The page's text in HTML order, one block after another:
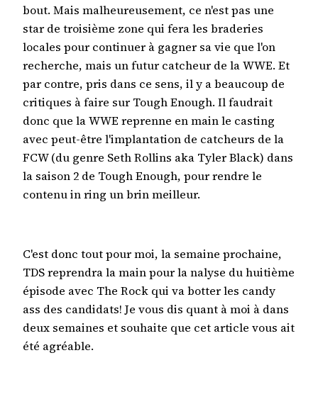
bout. Mais malheureusement, ce n'est pas une
star de troisième zone qui fera les braderies
locales pour continuer à gagner sa vie que l'on
recherche, mais un futur catcheur de la WWE. Et
par contre, pris dans ce sens, il y a beaucoup de
critiques à faire sur Tough Enough. Il faudrait
donc que la WWE reprenne en main le casting
avec peut-être l'implantation de catcheurs de la
FCW (du genre Seth Rollins aka Tyler Black) dans
la saison 2 de Tough Enough, pour rendre le
contenu in ring un brin meilleur.
C'est donc tout pour moi, la semaine prochaine,
TDS reprendra la main pour la nalyse du huitième
épisode avec The Rock qui va botter les candy
ass des candidats! Je vous dis quant à moi à dans
deux semaines et souhaite que cet article vous ait
été agréable.